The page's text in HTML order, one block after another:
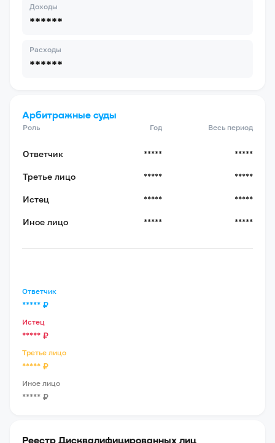
Доходы
******
Расходы
******
Арбитражные суды
Роль Год Весь период
Ответчик ***** *****
Третье лицо ***** *****
Истец ***** *****
Иное лицо ***** *****
Ответчик
***** ₽
Истец
***** ₽
Третье лицо
***** ₽
Иное лицо
***** ₽
Реестр Дисквалифицированных лиц